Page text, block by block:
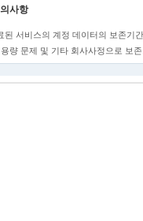
사항
된 서비스의 계정 데이터의 보존기
량 문제 및 기타 회사사정으로 보